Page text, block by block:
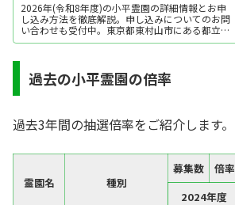
2026年(令和8年度)の小平霊園の詳細情報とお申
し込み方法を徹底解説。申し込みについてのお問
い合わせも受付中。東京都東村山市にある都立小
平霊園では、樹木葬を含む多様な埋葬方法を提供
過去の小平霊園の倍率
過去3年間の抽選倍率をご紹介します。
霊園名 種別
募集数 倍率
2024年度